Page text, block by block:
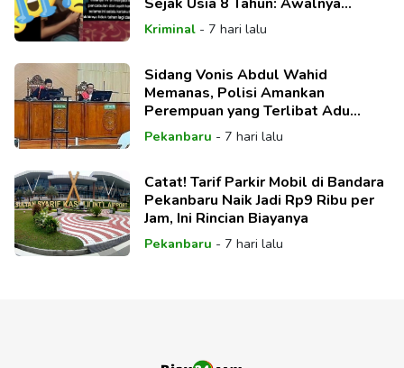
Beralasan Sakit
Kriminal- 7 hari lalu
Sidang Vonis Abdul Wahid
Memanas, Polisi Amankan
Perempuan yang Terlibat Adu
Mulut dengan Massa Pendukung
Pekanbaru - 7 hari lalu
Catat! Tarif Parkir Mobil di Bandara
Pekanbaru Naik Jadi Rp9 Ribu per
Jam, Ini Rincian Biayanya
Pekanbaru - 7 hari lalu